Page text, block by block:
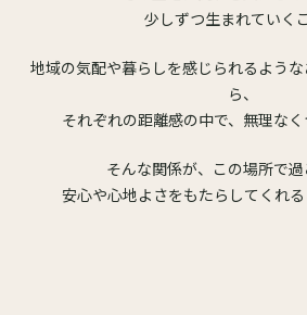
少しずつ生まれていく
地域の気配や暮らしを感じられるよう
ら、
それぞれの距離感の中で、 無理なく
そんな関係が、この場所で
安心や心地よさをもたらしてくれる